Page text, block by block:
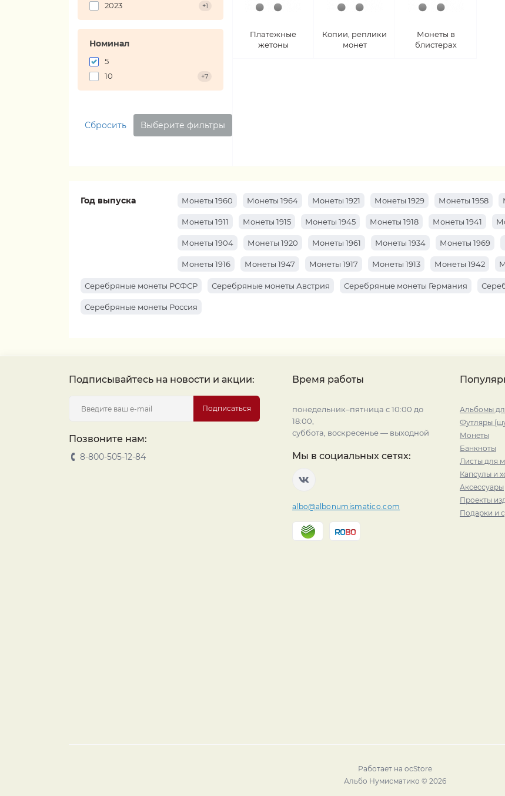
2023
+1
Номинал
5
10
+7
Сбросить Выберите фильтры
Платежные
жетоны
Копии, реплики
монет
Монеты в
блистерах
Год выпуска Монеты 1960 Монеты 1964 Монеты 1921 Монеты 1929 Монеты 1958
Монеты 1911 Монеты 1915 Монеты 1945 Монеты 1918 Монеты 1941
Монеты 1904 Монеты 1920 Монеты 1961 Монеты 1934 Монеты 1969
Монеты 1916 Монеты 1947 Монеты 1917 Монеты 1913 Монеты 1942
Серебряные монеты РСФСР Серебряные монеты Австрия Серебряные монеты Германия
Серебряные монеты Россия
Подписывайтесь на новости и акции:
Подписаться
Позвоните нам:
8-800-505-12-84
Время работы
понедельник–пятница с 10:00 до
18:00,
суббота, воскресенье — выходной
Мы в социальных сетях:
albo@albonumismatico.com
Альбомы
Футляры
Монеты
Банкноты
Листы для
Капсулы и
Аксессуары
Проекты
Подарки и
Работает на ocStore
Альбо Нумисматико © 2026